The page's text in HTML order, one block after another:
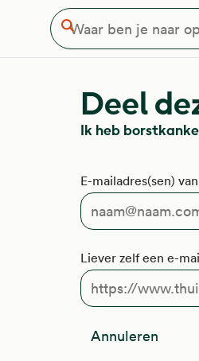
Waar ben je naar op zoek?
Zoeken
Deel
Ik heb
E-mailadres(sen)
Liever zelf een e-
Annuleren